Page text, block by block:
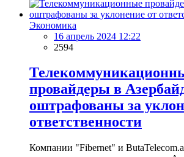
Экономика
16 апрель 2024 12:22
2594
провайдеры в
оштрафованы за
ответственности
Компании "Fibernet" и